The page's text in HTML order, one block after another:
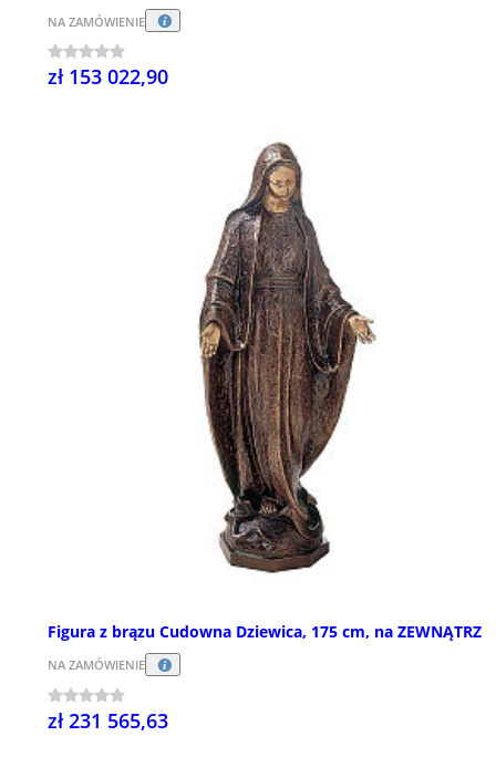
NA ZAMÓWIENIE
zł 153 022,90
Figura z brązu Cudowna Dziewica, 175 cm, na ZEWNĄTRZ
NA ZAMÓWIENIE
zł 231 565,63